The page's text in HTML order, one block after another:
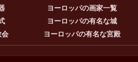
ヨーロッパの画家一覧
ヨーロッパの有名な城
会
ヨーロッパの有名な宮殿